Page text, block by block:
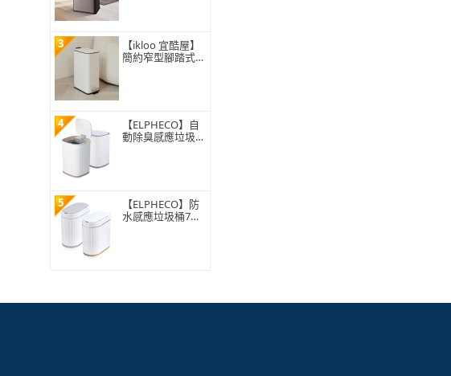
3
【ikloo 宜酷屋】
簡約窄型腳踏式垃
4
【ELPHECO】自
動除臭感應垃圾桶
5
【ELPHECO】防
水感應垃圾桶7公